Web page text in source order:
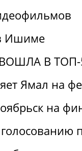
Ишиме
В ТОП-
Ямал на
на